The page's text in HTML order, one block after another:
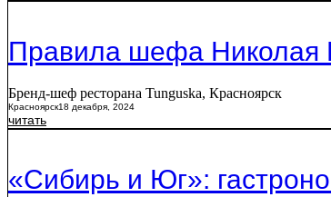
Правила шефа Николая
Бренд-шеф ресторана Tunguska, Красноярск
Красноярск18 декабря, 2024
читать
«Сибирь и Юг»: